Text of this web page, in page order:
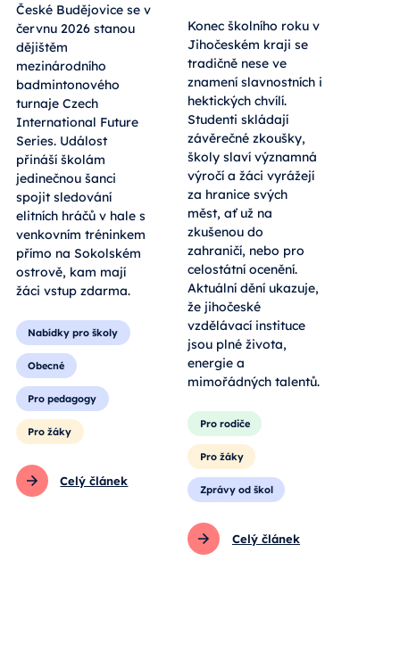
České Budějovice se v
červnu 2026 stanou
dějištěm
mezinárodního
badmintonového
turnaje Czech
International Future
Series. Událost
přináší školám
jedinečnou šanci
spojit sledování
elitních hráčů v hale s
venkovním tréninkem
přímo na Sokolském
ostrově, kam mají
žáci vstup zdarma.
Nabídky pro školy
Obecné
Pro pedagogy
Pro žáky
Celý článek
Konec školního roku v
Jihočeském kraji se
tradičně nese ve
znamení slavnostních i
hektických chvílí.
Studenti skládají
závěrečné zkoušky,
školy slaví významná
výročí a žáci vyrážejí
za hranice svých
měst, ať už na
zkušenou do
zahraničí, nebo pro
celostátní ocenění.
Aktuální dění ukazuje,
že jihočeské
vzdělávací instituce
jsou plné života,
energie a
mimořádných talentů.
Pro rodiče
Pro žáky
Zprávy od škol
Celý článek